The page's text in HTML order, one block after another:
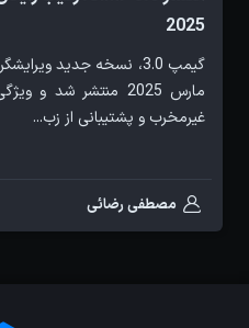
2025
مارس 2025 منتشر شد
غیرمخرب و پشتیبانی از زب...
مصطفی رضائی